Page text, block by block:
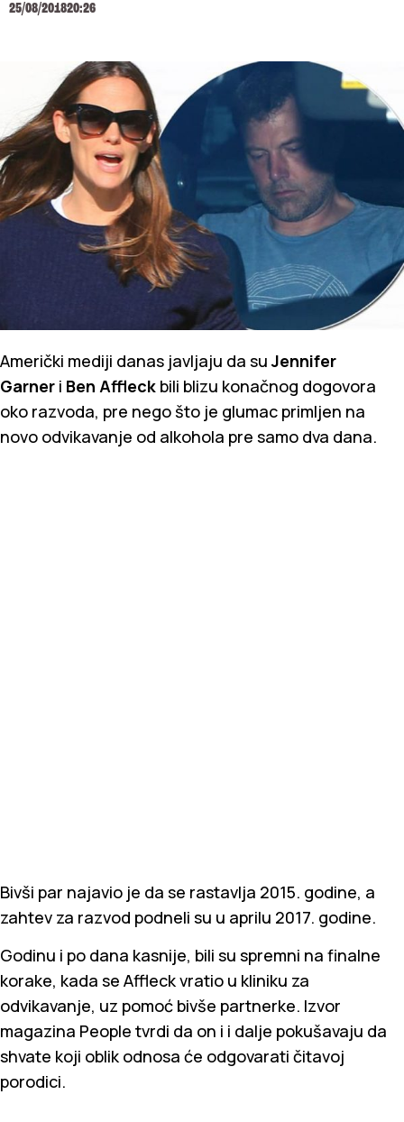
25/08/201820:26
Američki mediji danas javljaju da suJennifer
Garner i Ben Affleck bili blizu konačnog dogovora
oko razvoda, pre nego što je glumac primljen na
novo odvikavanje od alkohola pre samo dva dana.
Bivši par najavio je da se rastavlja 2015. godine, a
zahtev za razvod podneli su u aprilu 2017. godine.
Godinu i po dana kasnije, bili su spremni na finalne
korake, kada se Affleck vratio u kliniku za
odvikavanje, uz pomoć bivše partnerke. Izvor
magazina People tvrdi da on i i dalje pokušavaju da
shvate koji oblik odnosa će odgovarati čitavoj
porodici.